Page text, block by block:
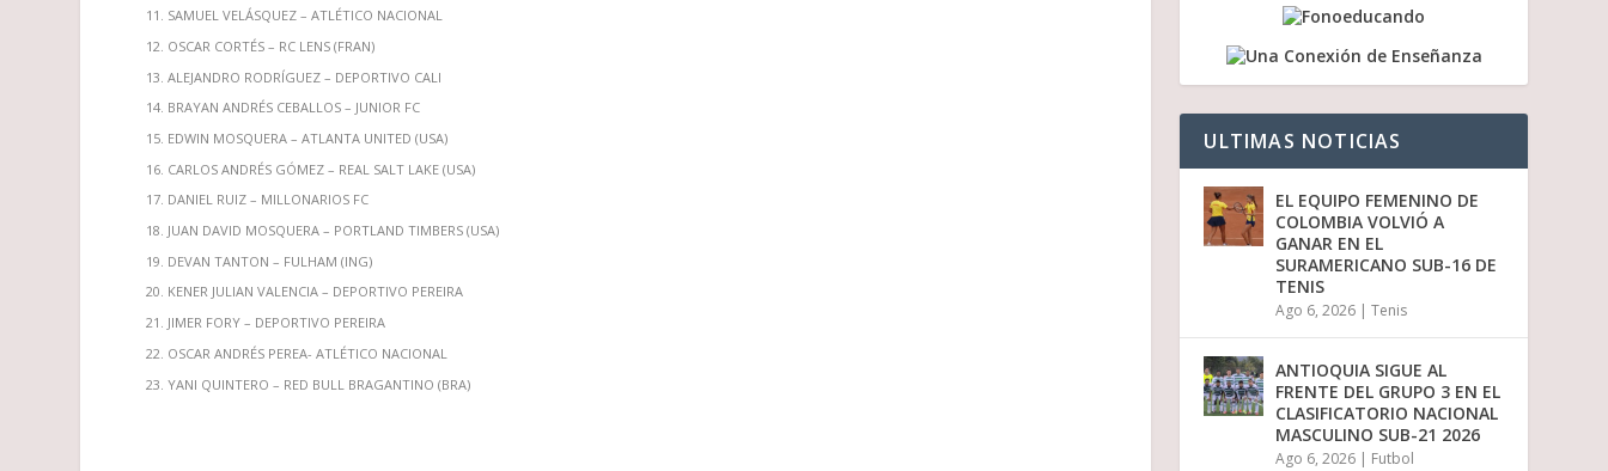
SAMUEL VELÁSQUEZ – ATLÉTICO NACIONAL
OSCAR CORTÉS – RC LENS (FRAN)
ALEJANDRO RODRÍGUEZ – DEPORTIVO CALI
BRAYAN ANDRÉS CEBALLOS – JUNIOR FC
EDWIN MOSQUERA – ATLANTA UNITED (USA)
CARLOS ANDRÉS GÓMEZ – REAL SALT LAKE (USA)
DANIEL RUIZ – MILLONARIOS FC
JUAN DAVID MOSQUERA – PORTLAND TIMBERS (USA)
DEVAN TANTON – FULHAM (ING)
KENER JULIAN VALENCIA – DEPORTIVO PEREIRA
JIMER FORY – DEPORTIVO PEREIRA
OSCAR ANDRÉS PEREA- ATLÉTICO NACIONAL
YANI QUINTERO – RED BULL BRAGANTINO (BRA)
a
p
a
e
a
d
i
s
ULTIMAS NOTICIAS
EL EQUIPO FEMENINO DE
COLOMBIA VOLVIÓ A
GANAR EN EL
SURAMERICANO SUB-16 DE
TENIS
Ago 6, 2026 |Tenis
ANTIOQUIA SIGUE AL
FRENTE DEL GRUPO 3 EN EL
CLASIFICATORIO NACIONAL
MASCULINO SUB-21 2026
Ago 6, 2026 | Futbol